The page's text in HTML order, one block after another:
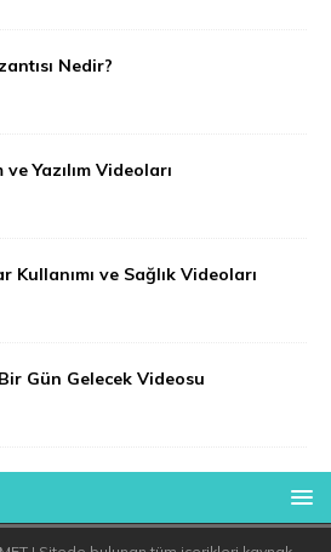
Nedir?
ve Yazılım Videoları
Kullanımı ve Sağlık Videoları
Gün Gelecek Videosu